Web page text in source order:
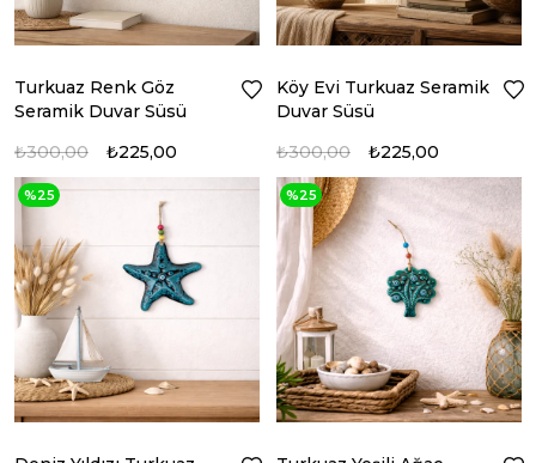
Turkuaz Renk Göz
Seramik Duvar Süsü
₺225,00
₺300,00
Köy Evi Turkuaz Seramik
Duvar Süsü
₺225,00
₺300,00
%25 %25